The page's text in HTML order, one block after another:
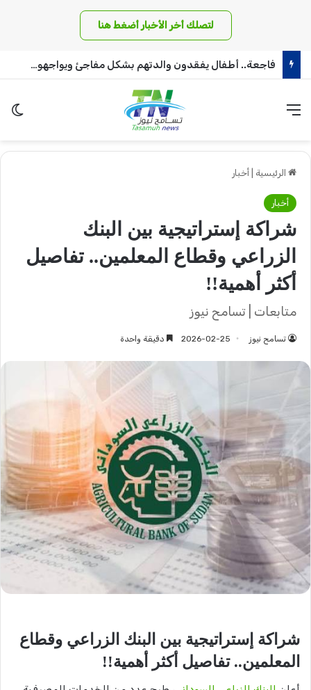
لتصلك أخر الأخبار أضغط هنا
فاجعة.. أطفال يفقدون والدتهم بشكل مفاجئ ويواجهون مصير قاتم!
القائمة
الرئيسية أخبار
أخبار
شراكة إستراتيجية بين البنك
الزراعي وقطاع المعلمين.. تفاصيل
أكثر أهمية!!
متابعات | تسامح نيوز
تسامح نيوز 2026-02-25 دقيقة واحدة
شراكة إستراتيجية بين البنك الزراعي وقطاع
المعلمين.. تفاصيل أكثر أهمية!!